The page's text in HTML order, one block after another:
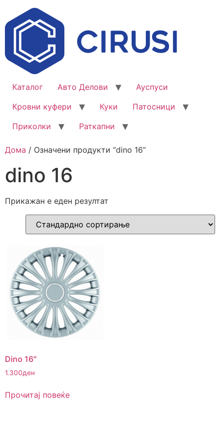
Каталог Авто Делови
Ауспуси
Кровни куфери
Куки
Патосници
Приколки
Раткапни
Дома / Означени продукти “dino 16”
dino 16
Прикажан е еден резултат
Dino 16″
1.300ден
Прочитај повеќе